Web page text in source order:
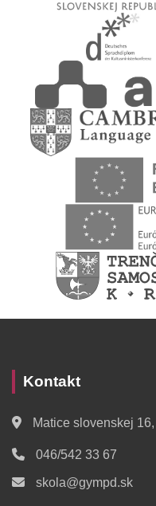
Kontakt
Matice slovenskej
046/542 33 67
skola@gympd.sk